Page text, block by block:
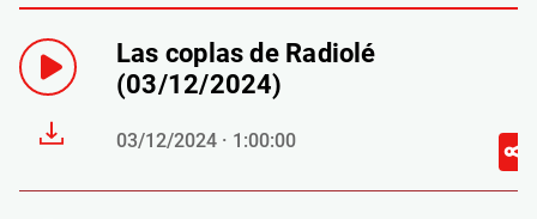
Las coplas de Radiolé
(03/12/2024)
03/12/2024 · 1:00:00